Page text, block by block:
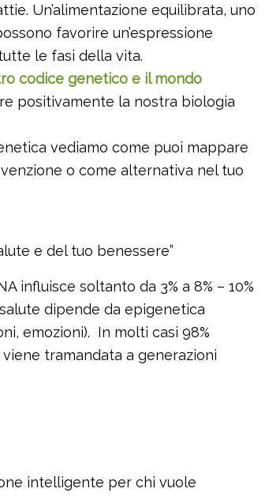
Un’alimentazione equilibrata, uno
favorire un’espressione
le fasi della vita.
codice genetico e il mondo
positivamente la nostra biologia
vediamo come puoi mappare
o come alternativa nel tuo
e del tuo benessere”
influisce soltanto da 3% a 8% – 10%
dipende da epigenetica
emozioni). In molti casi 98%
viene tramandata a generazioni
intelligente per chi vuole